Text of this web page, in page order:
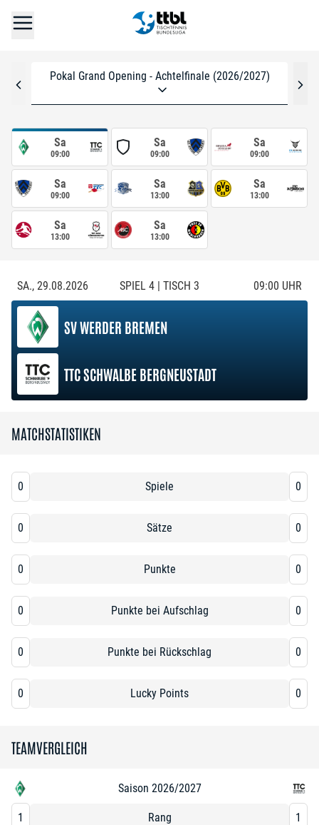
Pokal Grand Opening - Achtelfinale (2026/2027)
Sa
09:00
Sa
09:00
Sa
09:00
Sa
09:00
Sa
13:00
Sa
13:00
Sa
13:00
Sa
13:00
SA., 29.08.2026 SPIEL 4 | TISCH 3 09:00 UHR
SV WERDER BREMEN
TTC SCHWALBE BERGNEUSTADT
TEAMVERGLEICH
Saison 2026/2027
1 Rang 1
MATCHSTATISTIKEN
0 Spiele 0
0 Sätze 0
0 Punkte 0
0 Punkte bei Aufschlag 0
0 Punkte bei Rückschlag 0
0 Lucky Points 0